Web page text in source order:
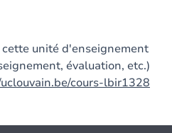
unité d'enseignement
évaluation, etc.)
cours-lbir1328